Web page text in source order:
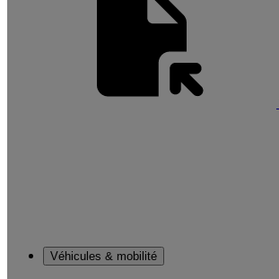
Véhicules & mobilité